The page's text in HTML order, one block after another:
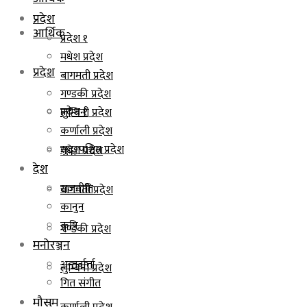
आर्थिक
प्रदेश
प्रदेश १
मधेश प्रदेश
बागमती प्रदेश
गण्डकी प्रदेश
लुम्बिनी प्रदेश
प्रदेश
प्रदेश १
मधेश प्रदेश
बागमती प्रदेश
गण्डकी प्रदेश
लुम्बिनी प्रदेश
कर्णाली प्रदेश
सुदूरपश्चिम प्रदेश
देश
राजनीति
कानुन
कृषि
मनोरञ्जन
अन्तर्वार्ता
गित संगीत
मौसम